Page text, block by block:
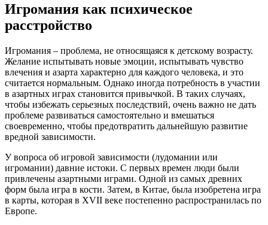
Игромания как психическое
расстройство
Игромания – проблема, не относящаяся к детскому возрасту.
Желание испытывать новые эмоции, испытывать чувство
влечения и азарта характерно для каждого человека, и это
считается нормальным. Однако иногда потребность в участии
в азартных играх становится привычкой. В таких случаях,
чтобы избежать серьезных последствий, очень важно не дать
проблеме развиваться самостоятельно и вмешаться
своевременно, чтобы предотвратить дальнейшую развитие
вредной зависимости.
У вопроса об игровой зависимости (лудомании или
игромании) давние истоки. С первых времен люди были
привлечены азартными играми. Одной из самых древних
форм была игра в кости. Затем, в Китае, была изобретена игра
в карты, которая в XVII веке постепенно распространилась по
Европе.